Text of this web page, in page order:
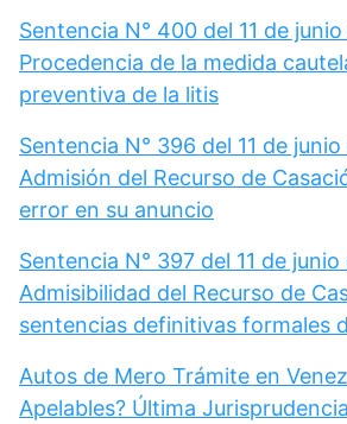
Sentencia N° 400 del 11 de
Procedencia de la medida
preventiva de la litis
Sentencia N° 396 del 11 de
Admisión del Recurso de
error en su anuncio
Sentencia N° 397 del 11 de
Admisibilidad del Recurso de
sentencias definitivas formales
Autos de Mero Trámite en
Apelables? Última